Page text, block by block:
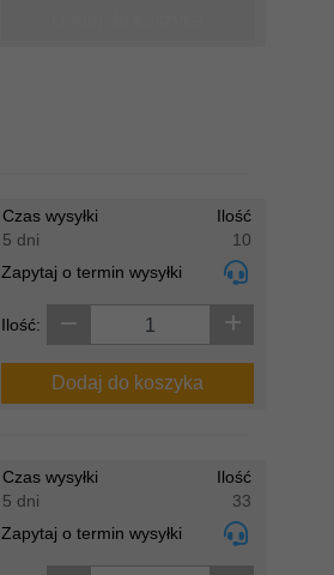
Czas wysyłki
Ilość
5 dni
10
Zapytaj o termin wysyłki
Ilość:
Dodaj do koszyka
Czas wysyłki
Ilość
5 dni
33
Zapytaj o termin wysyłki